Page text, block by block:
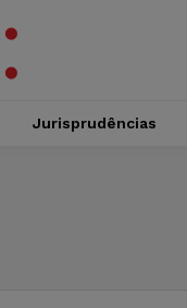
Jurisprudências